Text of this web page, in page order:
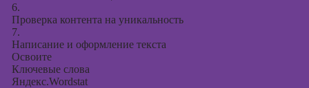
6.
Проверка контента на уникальность
7.
Написание и оформление текста
Освоите
Ключевые слова
Яндекс.Wordstat